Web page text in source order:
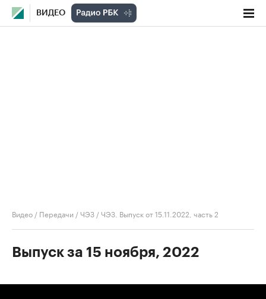
ВИДЕО
Видео / Передачи /ЧЭЗ /ЧЭЗ. Выпуск от 15.11.2022, часть 2
Выпуск за 15 ноября, 2022